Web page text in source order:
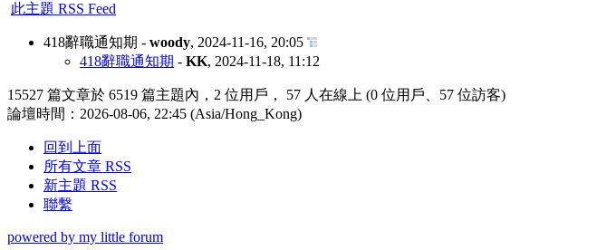
此主題 RSS Feed
418辭職通知期 - woody, 2024-11-16, 20:05
418辭職通知期 - KK, 2024-11-18, 11:12
15527 篇文章於 6519 篇主題內，2 位用戶， 57 人在線上 (0 位用戶、57 位訪客)
論壇時間：2026-08-06, 22:45 (Asia/Hong_Kong)
回到上面
所有文章 RSS
新主題 RSS
聯繫
powered by my little forum